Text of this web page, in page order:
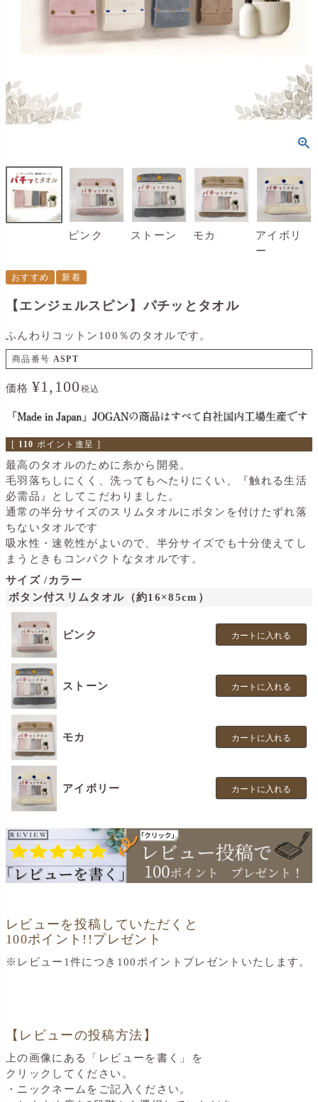
ピンク ストーン モカ
アイボリ
ー
おすすめ 新着
【エンジェルスピン】パチッとタオル
ふんわりコットン100％のタオルです。
商品番号 ASPT
価格 ¥1,100税込
[ 110 ポイント進呈 ]
最高のタオルのために糸から開発。
毛羽落ちしにくく、洗ってもへたりにくい、『触れる生活
必需品』としてこだわりました。
通常の半分サイズのスリムタオルにボタンを付けたずれ落
ちないタオルです
吸水性・速乾性がよいので、半分サイズでも十分使えてし
まうときもコンパクトなタオルです。
サイズ
カラー
ボタン付スリムタオル（約16×85cm）
ピンク カートに入れる
ストーン カートに入れる
モカ カートに入れる
アイボリー カートに入れる
レビューを投稿していただくと
100ポイント!!プレゼント
※レビュー1件につき100ポイントプレゼントいたします。
【レビューの投稿方法】
上の画像にある「レビューを書く」を
クリックしてください。
・ニックネームをご記入ください。